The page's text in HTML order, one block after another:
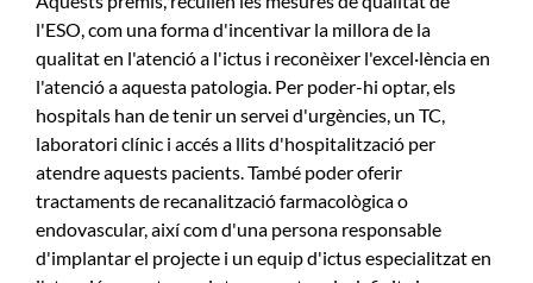
l'ESO, com una forma d'incentivar la millora de la
qualitat en l'atenció a l'ictus i reconèixer l'excel·lència en
l'atenció a aquesta patologia. Per poder-hi optar, els
hospitals han de tenir un servei d'urgències, un TC,
laboratori clínic i accés a llits d'hospitalització per
atendre aquests pacients. També poder oferir
tractaments de recanalització farmacològica o
endovascular, així com d'una persona responsable
d'implantar el projecte i un equip d'ictus especialitzat en